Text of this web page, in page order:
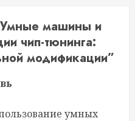
Умные машины и
чип-тюнинга:
модификации”
умных